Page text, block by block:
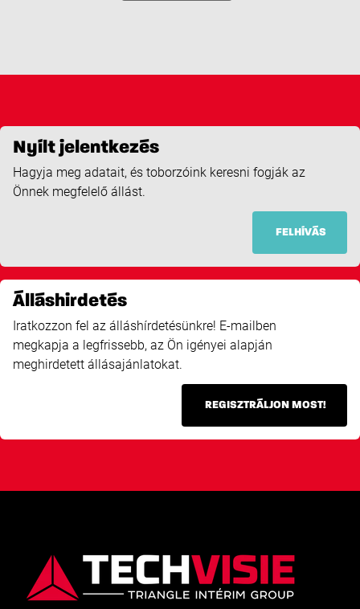
Nyílt jelentkezés
Hagyja meg adatait, és toborzóink keresni fogják az
Önnek megfelelő állást.
FELHÍVÁS
Álláshirdetés
Iratkozzon fel az álláshírdetésünkre! E-mailben
megkapja a legfrissebb, az Ön igényei alapján
meghirdetett állásajánlatokat.
REGISZTRÁLJON MOST!